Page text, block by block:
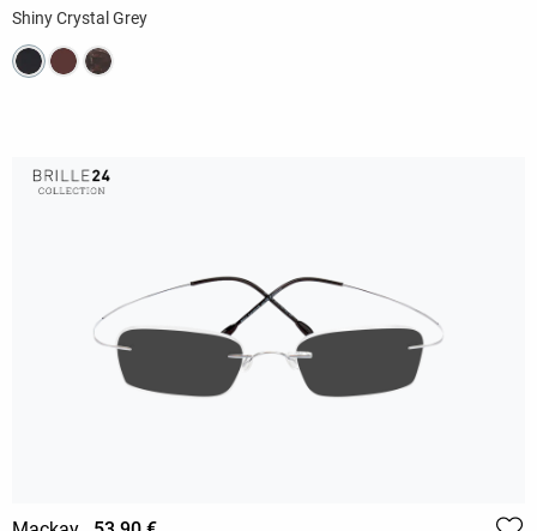
Shiny Crystal Grey